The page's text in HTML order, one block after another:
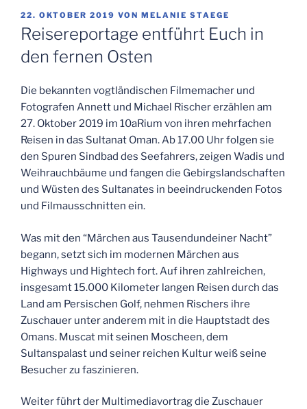
VERÖFFENTLICHT
AM
22. OKTOBER 2019 VON MELANIE STAEGE
Reisereportage entführt Euch in
den fernen Osten
Die bekannten vogtländischen Filmemacher und
Fotografen Annett und Michael Rischer erzählen am
27. Oktober 2019 im 10aRium von ihren mehrfachen
Reisen in das Sultanat Oman. Ab 17.00 Uhr folgen sie
den Spuren Sindbad des Seefahrers, zeigen Wadis und
Weihrauchbäume und fangen die Gebirgslandschaften
und Wüsten des Sultanates in beeindruckenden Fotos
und Filmausschnitten ein.
Was mit den “Märchen aus Tausendundeiner Nacht”
begann, setzt sich im modernen Märchen aus
Highways und Hightech fort. Auf ihren zahlreichen,
insgesamt 15.000 Kilometer langen Reisen durch das
Land am Persischen Golf, nehmen Rischers ihre
Zuschauer unter anderem mit in die Hauptstadt des
Omans. Muscat mit seinen Moscheen, dem
Sultanspalast und seiner reichen Kultur weiß seine
Besucher zu faszinieren.
Weiter führt der Multimediavortrag die Zuschauer